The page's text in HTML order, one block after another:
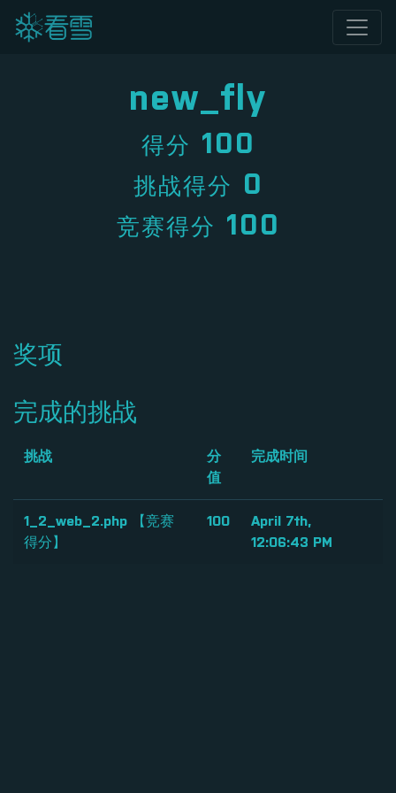
new_fly
得分 100
挑战得分 0
竞赛得分 100
奖项
完成的挑战
挑战
分
值
完成时间
1_2_web_2.php 【竞赛
得分】
100
April 7th,
12:06:43 PM